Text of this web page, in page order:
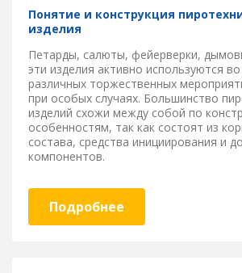
Понятие и конструкция
изделия
Петарды, салюты, фейерверки,
эти изделия активно используются
различных торжественных
при особых случаях. Большинство
изделий схожи между собой по
особенностям, так как состоят из
состава, средства инициирования и
компонентов.
Подробнее